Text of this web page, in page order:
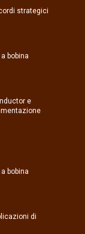
strategici
bobina
e
bobina
di